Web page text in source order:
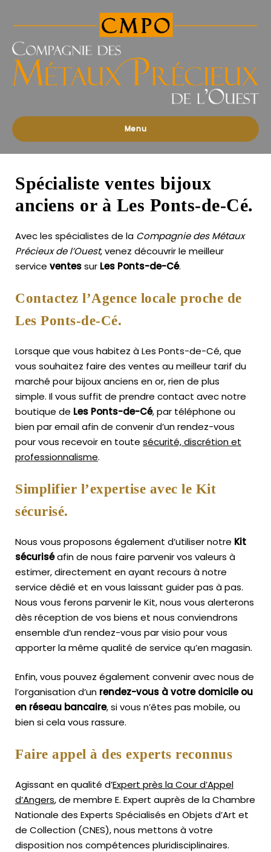
des
Précieux
l'Ouest
Menu
Spécialiste ventes bijoux
anciens or à Les Ponts-de-Cé.
Avec les spécialistes de la Compagnie des Métaux
Précieux de l’Ouest, venez découvrir le meilleur
service ventessur Les Ponts-de-Cé.
Contactez l’Agence locale proche de
Les Ponts-de-Cé.
Lorsque que vous habitez à Les Ponts-de-Cé, que
vous souhaitez faire des ventes au meilleur tarif du
marché pour bijoux anciens en or, rien de plus
simple. Il vous suffit de prendre contact avec notre
boutique de Les Ponts-de-Cé, par téléphone ou
bien par email afin de convenir d’un rendez-vous
pour vous recevoir en toute sécurité, discrétion et
professionnalisme.
Simplifier l’expertise avec le Kit
sécurisé.
Nous vous proposons également d’utiliser notre Kit
sécuriséafin de nous faire parvenir vos valeurs à
estimer, directement en ayant recours à notre
service dédié et en vous laissant guider pas à pas.
Nous vous ferons parvenir le Kit, nous vous alerterons
dès réception de vos biens et nous conviendrons
ensemble d’un rendez-vous par visio pour vous
apporter la même qualité de service qu’en magasin.
Enfin, vous pouvez également convenir avec nous de
l’organisation d’un rendez-vous à votre domicile ou
en réseau bancaire, si vous n’êtes pas mobile, ou
bien si cela vous rassure.
Faire appel à des experts reconnus
Agissant en qualité d’Expert près la Cour d’Appel
d’Angers, de membre E. Expert auprès de laChambre
Nationale des Experts Spécialisés en Objets d’Art et
de Collection (CNES),nous mettons à votre
disposition nos compétences pluridisciplinaires.